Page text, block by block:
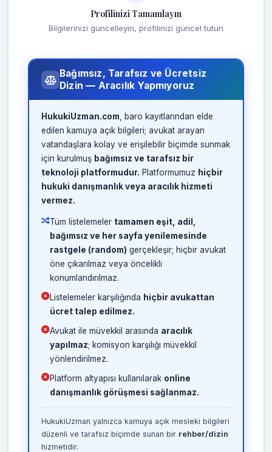
Profilinizi Tamamlayın
Bilgilerinizi güncelleyin, profilinizi güncel tutun
Bağımsız, Tarafsız ve Ücretsiz
Dizin — Aracılık Yapmıyoruz
HukukiUzman.com , baro kayıtlarından elde
edilen kamuya açık bilgileri; avukat arayan
vatandaşlara kolay ve erişilebilir biçimde sunmak
için kurulmuş bağımsız ve tarafsız bir
teknoloji platformudur. Platformumuz hiçbir
hukuki danışmanlık veya aracılık hizmeti
vermez.
Tüm listelemeler tamamen eşit, adil,
bağımsız ve her sayfa yenilemesinde
rastgele (random) gerçekleşir; hiçbir avukat
öne çıkarılmaz veya öncelikli
konumlandırılmaz.
Listelemeler karşılığında hiçbir avukattan
ücret talep edilmez.
Avukat ile müvekkil arasında aracılık
yapılmaz; komisyon karşılığı müvekkil
yönlendirilmez.
Platform altyapısı kullanılarak online
danışmanlık görüşmesi sağlanmaz.
HukukiUzman yalnızca kamuya açık mesleki bilgileri
düzenli ve tarafsız biçimde sunan bir rehber/dizin
hizmetidir.